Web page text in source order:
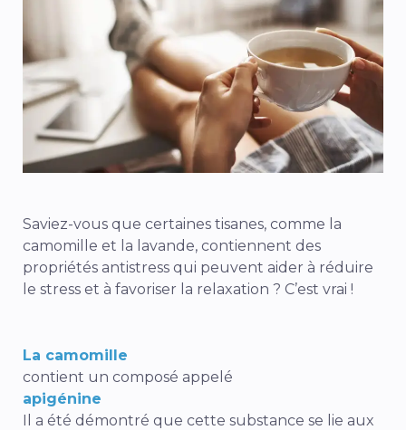
Saviez-vous que certaines tisanes, comme la
camomille et la lavande, contiennent des
propriétés antistress qui peuvent aider à réduire
le stress et à favoriser la relaxation ? C’est vrai !
La camomille
contient un composé appelé
apigénine
Il a été démontré que cette substance se lie aux